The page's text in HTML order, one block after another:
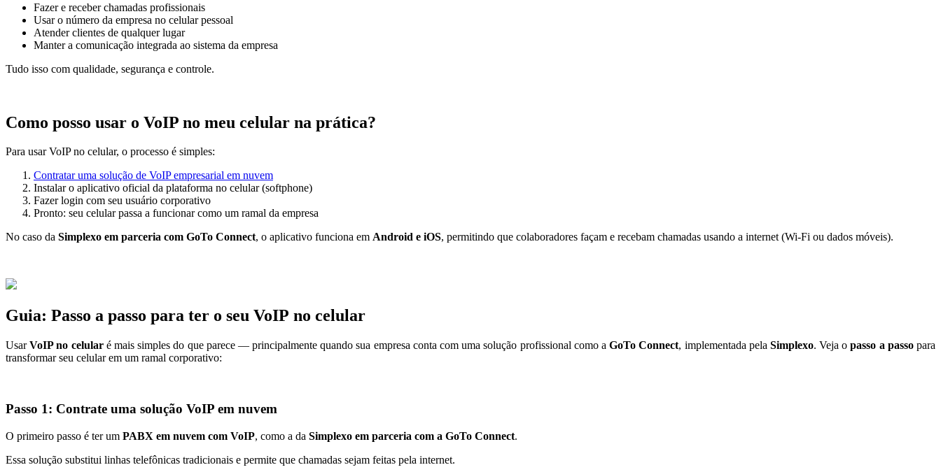
Fazer e receber chamadas profissionais
Usar o número da empresa no celular pessoal
Atender clientes de qualquer lugar
Manter a comunicação integrada ao sistema da empresa
Tudo isso com qualidade, segurança e controle.
Como posso usar o VoIP no meu celular na prática?
Para usar VoIP no celular, o processo é simples:
Contratar uma solução de VoIP empresarial em nuvem
Instalar o aplicativo oficial da plataforma no celular (softphone)
Fazer login com seu usuário corporativo
Pronto: seu celular passa a funcionar como um ramal da empresa
No caso da Simplexo em parceria com GoTo Connect, o aplicativo funciona em Android e iOS, permitindo que colaboradores façam e recebam chamadas usando a internet (Wi-Fi ou dados móveis).
Guia: Passo a passo para ter o seu VoIP no celular
UsarVoIP no celularé mais simples do que parece — principalmente quando sua empresa conta com uma solução profissional como aGoTo Connect, implementada pela Simplexo. Veja opasso a passopara
transformar seu celular em um ramal corporativo:
Passo 1: Contrate uma solução VoIP em nuvem
O primeiro passo é ter um PABX em nuvem com VoIP, como a da Simplexo em parceria com a GoTo Connect.
Essa solução substitui linhas telefônicas tradicionais e permite que chamadas sejam feitas pela internet.